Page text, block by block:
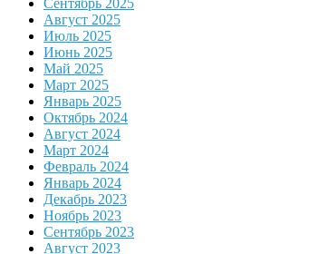
Сентябрь 2025
Август 2025
Июль 2025
Июнь 2025
Май 2025
Март 2025
Январь 2025
Октябрь 2024
Август 2024
Март 2024
Февраль 2024
Январь 2024
Декабрь 2023
Ноябрь 2023
Сентябрь 2023
Август 2023